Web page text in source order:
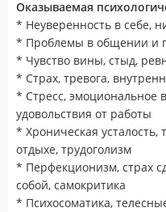
Оказываемая
* Неуверенность в себе,
* Проблемы в общении и
* Чувство вины, стыд,
* Страх, тревога,
* Стресс, эмоциональное
удовольствия от работы
* Хроническая усталость,
отдыхе, трудоголизм
* Перфекционизм, страх
собой, самокритика
* Психосоматика,